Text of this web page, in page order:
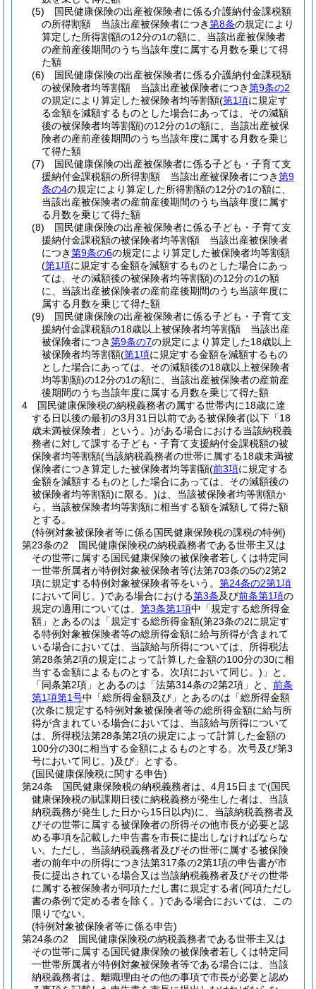
(5)
国民健康保険の出産被保険者に係る介護納付金課税額
の所得割額 当該出産被保険者につき第8条の規定により
算定した所得割額の12分の1の額に、当該出産被保険者
の産前産後期間のうち当該年度に属する月数を乗じて得
た額
(6)
国民健康保険の出産被保険者に係る介護納付金課税額
の被保険者均等割額 当該出産被保険者につき第9条の2
の規定により算定した被保険者均等割額(第1項に規定す
る金額を減額するものとした場合にあっては、その減額
後の被保険者均等割額)の12分の1の額に、当該出産被保
険者の産前産後期間のうち当該年度に属する月数を乗じ
て得た額
(7)
国民健康保険の出産被保険者に係る子ども・子育て支
援納付金課税額の所得割額 当該出産被保険者につき第9
条の4の規定により算定した所得割額の12分の1の額に、
当該出産被保険者の産前産後期間のうち当該年度に属す
る月数を乗じて得た額
(8)
国民健康保険の出産被保険者に係る子ども・子育て支
援納付金課税額の被保険者均等割額 当該出産被保険者
につき第9条の6の規定により算定した被保険者均等割額
(第1項に規定する金額を減額するものとした場合にあっ
ては、その減額後の被保険者均等割額)の12分の1の額
に、当該出産被保険者の産前産後期間のうち当該年度に
属する月数を乗じて得た額
(9)
国民健康保険の出産被保険者に係る子ども・子育て支
援納付金課税額の18歳以上被保険者均等割額 当該出産
被保険者につき第9条の7の規定により算定した18歳以上
被保険者均等割額(第1項に規定する金額を減額するもの
とした場合にあっては、その減額後の18歳以上被保険者
均等割額)の12分の1の額に、当該出産被保険者の産前産
後期間のうち当該年度に属する月数を乗じて得た額
4
国民健康保険税の納税義務者の属する世帯内に18歳に達
する日以後の最初の3月31日以前である被保険者(以下「18
歳未満被保険者」という。)がある場合における当該納税義
務者に対して課する子ども・子育て支援納付金課税額の被
保険者均等割額(当該納税義務者の世帯に属する18歳未満被
保険者につき算定した被保険者均等割額(前3項に規定する
金額を減額するものとした場合にあっては、その減額後の
被保険者均等割額)に限る。)は、当該被保険者均等割額か
ら、当該被保険者均等割額に相当する額を減額して得た額
とする。
(特例対象被保険者等に係る国民健康保険税の課税の特例)
第23条の2
国民健康保険税の納税義務者である世帯主又は
その世帯に属する国民健康保険の被保険者若しくは特定同
一世帯所属者が特例対象被保険者等(法第703条の5の2第2
項に規定する特例対象被保険者等をいう。 第24条の2第1項
において同じ。)である場合における第3条及び前条第1項の
規定の適用については、 第3条第1項中「規定する総所得金
額」とあるのは「規定する総所得金額(第23条の2に規定す
る特例対象被保険者等の総所得金額に給与所得が含まれて
いる場合においては、当該給与所得については、所得税法
第28条第2項の規定によって計算した金額の100分の30に相
当する金額によるものとする。次項において同じ。) 」と、
「同条第2項」とあるのは「法第314条の2第2項」と、 前条
第1項第1号中「総所得金額及び」とあるのは「総所得金額
(次条に規定する特例対象被保険者等の総所得金額に給与所
得が含まれている場合においては、当該給与所得について
は、所得税法第28条第2項の規定によって計算した金額の
100分の30に相当する金額によるものとする。次号及び第3
号において同じ。)及び」とする。
(国民健康保険税に関する申告)
第24条
国民健康保険税の納税義務者は、4月15日まで(国民
健康保険税の賦課期日後に納税義務が発生した者は、当該
納税義務が発生した日から15日以内)に、当該納税義務者及
びその世帯に属する被保険者の所得その他市長が必要と認
める事項を記載した申告書を市長に提出しなければならな
い。 ただし、当該納税義務者及びその世帯に属する被保険
者の前年中の所得につき法第317条の2第1項の申告書が市
長に提出されている場合又は当該納税義務者及びその世帯
に属する被保険者が同項ただし書に規定する者(同項ただし
書の条例で定める者を除く。)である場合においては、この
限りでない。
(特例対象被保険者等に係る申告)
第24条の2
国民健康保険税の納税義務者である世帯主又は
その世帯に属する国民健康保険の被保険者若しくは特定同
一世帯所属者が特例対象被保険者等である場合には、当該
納税義務者は、離職理由その他の事項で市長が必要と認め